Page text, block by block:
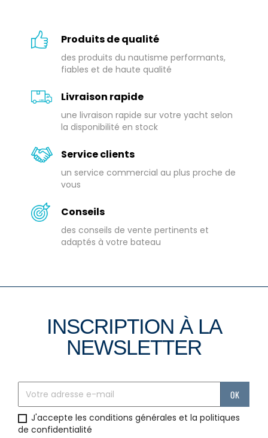
Produits de qualité
des produits du nautisme performants,
fiables et de haute qualité
Livraison rapide
une livraison rapide sur votre yacht selon
la disponibilité en stock
Service clients
un service commercial au plus proche de
vous
Conseils
des conseils de vente pertinents et
adaptés à votre bateau
INSCRIPTION À LA
NEWSLETTER
J'accepte les conditions générales et la politiques
de confidentialité